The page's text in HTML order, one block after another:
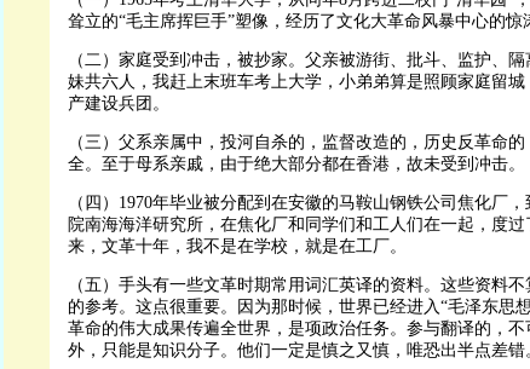
耸立的“毛主席挥巨手”塑像，经历了文化大革命风暴中心的惊
（二）家庭受到冲击，被抄家。父亲被游街、批斗、监护、
妹共六人，我赶上末班车考上大学，小弟弟算是照顾家庭留
产建设兵团。
（三）父系亲属中，投河自杀的，监督改造的，历史反革命
全。至于母系亲戚，由于绝大部分都在香港，故未受到冲击。
（四）1970年毕业被分配到在安徽的马鞍山钢铁公司焦化厂
院南海海洋研究所，在焦化厂和同学们和工人们在一起，度
来，文革十年，我不是在学校，就是在工厂。
（五）手头有一些文革时期常用词汇英译的资料。这些资料
的参考。这点很重要。因为那时候，世界已经进入“毛泽东思
革命的伟大成果传遍全世界，是项政治任务。参与翻译的，
外，只能是知识分子。他们一定是慎之又慎，唯恐出半点差错